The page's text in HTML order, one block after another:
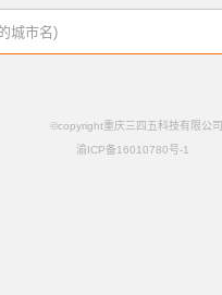
城市名)
©copyright重庆三四五科技有限公司
渝ICP备16010780号-1